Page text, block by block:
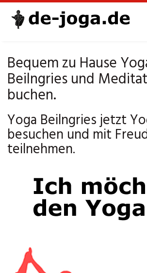
Bequem zu Hause
Beilngries und
buchen.
Yoga Beilngries jetzt
besuchen und mit
teilnehmen.